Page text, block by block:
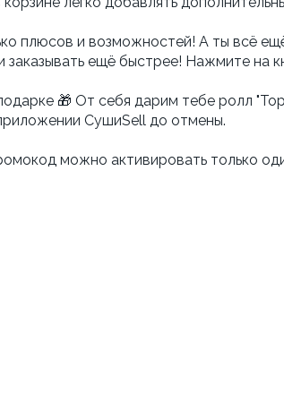
плюсов и возможностей! А ты всё
заказывать ещё быстрее! Нажмите на
🎁 От себя дарим тебе ролл
СушиSell до отмены.
можно активировать только